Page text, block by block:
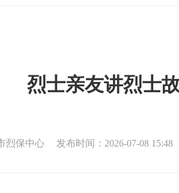
烈士亲友讲烈士
烈保中心 发布时间：2026-07-08 15:48